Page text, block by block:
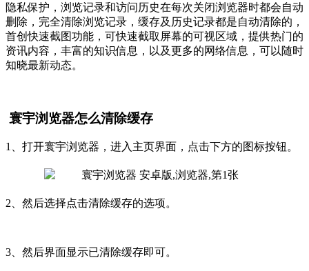
隐私保护，浏览记录和访问历史在每次关闭浏览器时都会自动
删除，完全清除浏览记录，缓存及历史记录都是自动清除的，
首创快速截图功能，可快速截取屏幕的可视区域，提供热门的
资讯内容，丰富的知识信息，以及更多的网络信息，可以随时
知晓最新动态。
寰宇浏览器怎么清除缓存
1、打开寰宇浏览器，进入主页界面，点击下方的图标按钮。
2、然后选择点击清除缓存的选项。
3、然后界面显示已清除缓存即可。